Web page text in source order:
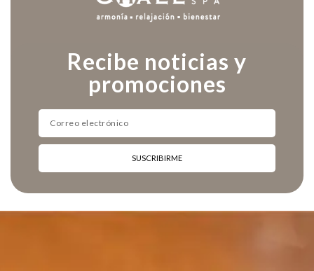
Recibe noticias y
promociones
SUSCRIBIRME